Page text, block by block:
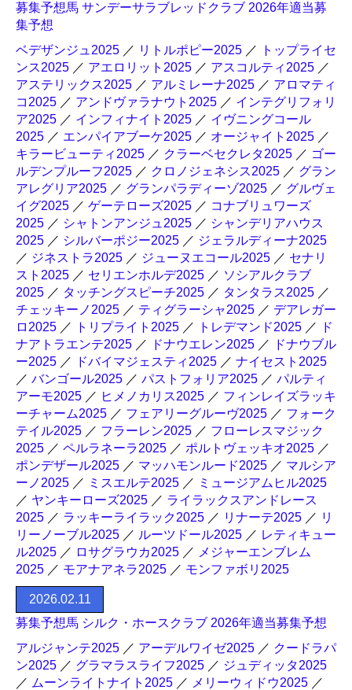
募集予想馬 サンデーサラブレッドクラブ 2026年適当募
集予想
ベデザンジュ2025 ／ リトルポピー2025 ／
トップライセ
ンス2025 ／ アエロリット2025 ／ アスコルティ2025 ／
アステリックス2025 ／ アルミレーナ2025 ／ アロマティ
コ2025 ／ アンドヴァラナウト2025 ／ インテグリフォリ
ア2025 ／ インフィナイト2025 ／ イヴニングコール
2025 ／ エンパイアブーケ2025 ／ オージャイト2025 ／
キラービューティ2025 ／ クラーベセクレタ2025 ／ ゴー
ルデンプルーフ2025 ／ クロノジェネシス2025 ／ グラン
アレグリア2025 ／ グランパラディーゾ2025 ／ グルヴェ
イグ2025 ／ ゲーテローズ2025 ／ コナブリュワーズ
2025 ／ シャトンアンジュ2025 ／ シャンデリアハウス
2025 ／ シルバーポジー2025 ／ ジェラルディーナ2025
／ ジネストラ2025 ／ ジューヌエコール2025 ／ セナリ
スト2025 ／ セリエンホルデ2025 ／ ソシアルクラブ
2025 ／ タッチングスピーチ2025 ／ タンタラス2025 ／
チェッキーノ2025 ／ ティグラーシャ2025 ／ デアレガー
ロ2025 ／ トリプライト2025 ／ トレデマンド2025 ／
ド
ナアトラエンテ2025 ／ ドナウエレン2025 ／
ドナウブル
ー2025 ／ ドバイマジェスティ2025 ／ ナイセスト2025
／ バンゴール2025 ／ パストフォリア2025 ／ パルティ
アーモ2025 ／ ヒメノカリス2025 ／ フィンレイズラッキ
ーチャーム2025 ／ フェアリーグルーヴ2025 ／ フォーク
テイル2025 ／ フラーレン2025 ／ フローレスマジック
2025 ／ ペルラネーラ2025 ／ ポルトヴェッキオ2025 ／
ポンデザール2025 ／ マッハモンルード2025 ／ マルシア
ーノ2025 ／ ミスエルテ2025 ／ ミュージアムヒル2025
／ ヤンキーローズ2025 ／ ライラックスアンドレース
2025 ／ ラッキーライラック2025 ／ リナーテ2025 ／ リ
リーノーブル2025 ／ ルーツドール2025 ／ レティキュー
ル2025 ／ ロサグラウカ2025 ／ メジャーエンブレム
2025 ／ モアナアネラ2025 ／ モンファボリ2025
2026.02.11
募集予想馬 シルク・ホースクラブ 2026年適当募集予想
アルジャンテ2025 ／ アーデルワイゼ2025 ／ クードラパ
ン2025 ／ グラマラスライフ2025 ／ ジュディッタ2025
／ ムーンライトナイト2025 ／ メリーウィドウ2025 ／